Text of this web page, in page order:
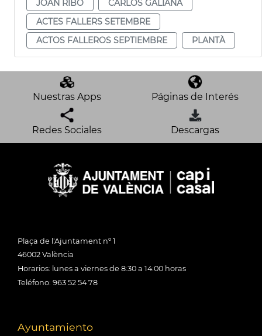
JOAN RIBÓ
CARLOS GALIANA
ACTES FALLERS SETEMBRE
ACTOS FALLEROS SEPTIEMBRE
PLANTÀ
Nuestras Apps Páginas de Interés
Redes Sociales Descargas
Plaça de l'Ajuntament nº 1
46002 València
Horarios: lunes a viernes de 8:30 a 14:00 horas
Teléfono: 963 52 54 78
Ayuntamiento